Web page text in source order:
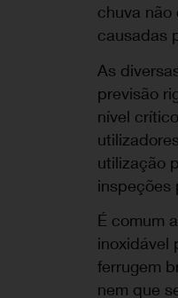
chuva não
causadas
As
previsão
nível
utilização
inspeções
É comum
inoxidável
ferrugem
nem que